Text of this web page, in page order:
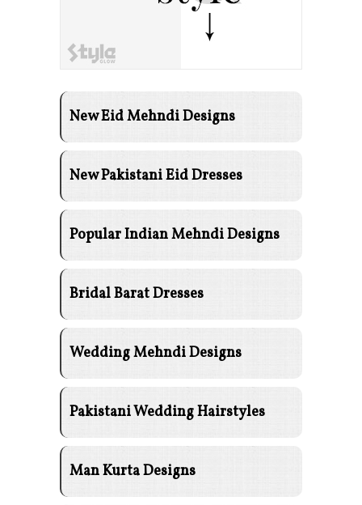
New Eid Mehndi Designs
New Pakistani Eid Dresses
Popular Indian Mehndi Designs
Bridal Barat Dresses
Wedding Mehndi Designs
Pakistani Wedding Hairstyles
Man Kurta Designs